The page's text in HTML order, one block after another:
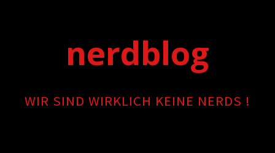
nerdblog
WIR SIND WIRKLICH KEINE NERDS !